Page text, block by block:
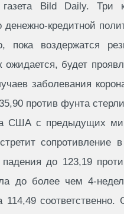
Bild Daily. Три
денежно-кредитной
пока воздержатся
ожидается, будет
заболевания
против фунта
США с предыдущих
до 123,19
до более чем 4-
114,49